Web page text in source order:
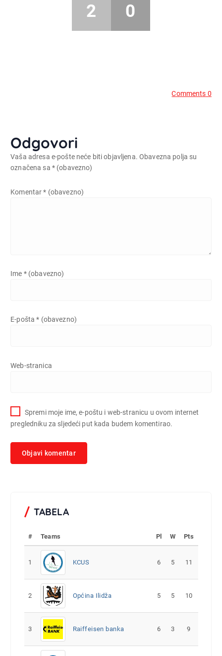
2 0
Comments 0
Odgovori
Vaša adresa e-pošte neće biti objavljena. Obavezna polja su
označena sa * (obavezno)
Komentar* (obavezno)
Ime * (obavezno)
E-pošta* (obavezno)
Web-stranica
Spremi moje ime, e-poštu i web-stranicu u ovom internet
pregledniku za sljedeći put kada budem komentirao.
TABELA
# Teams Pl W Pts
1 KCUS 6 5 11
2 Općina Ilidža 5 5 10
3 Raiffeisen banka 6 3 9